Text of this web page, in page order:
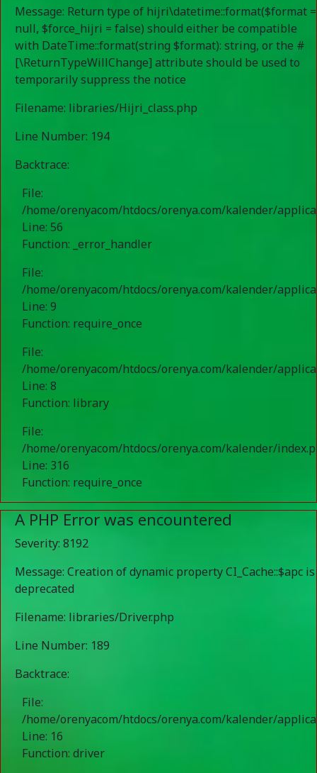
Message: Return type of hijri\datetime::format($format =
null, $force_hijri = false) should either be compatible
with DateTime::format(string $format): string, or the #
[\ReturnTypeWillChange] attribute should be used to
temporarily suppress the notice
Filename: libraries/Hijri_class.php
Line Number: 194
Backtrace:
File:
/home/orenyacom/htdocs/orenya.com/kalender/
Line: 56
Function: _error_handler
File:
/home/orenyacom/htdocs/orenya.com/kalender/
Line: 9
Function: require_once
File:
/home/orenyacom/htdocs/orenya.com/kalender/
Line: 8
Function: library
File:
/home/orenyacom/htdocs/orenya.com/kalender/
Line: 316
Function: require_once
A PHP Error was encountered
Severity: 8192
Message: Creation of dynamic property CI_Cache::$apc is
deprecated
Filename: libraries/Driver.php
Line Number: 189
Backtrace:
File:
/home/orenyacom/htdocs/orenya.com/kalender/
Line: 16
Function: driver